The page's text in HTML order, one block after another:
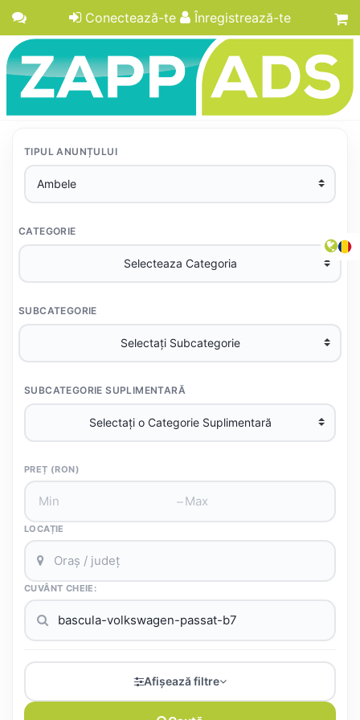
Conectează-te Înregistrează-te
TIPUL ANUNȚULUI
CATEGORIE
SUBCATEGORIE
SUBCATEGORIE SUPLIMENTARĂ
PREȚ (RON)
–
LOCAȚIE
CUVÂNT CHEIE:
Afișează filtre